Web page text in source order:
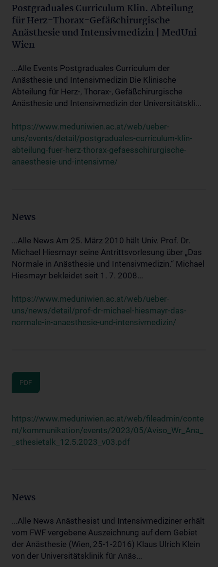
Postgraduales Curriculum Klin. Abteilung
für Herz-Thorax-Gefäßchirurgische
Anästhesie und Intensivmedizin | MedUni
Wien
...Alle Events Postgraduales Curriculum der
Anästhesie und Intensivmedizin Die Klinische
Abteilung für Herz-, Thorax-, Gefäßchirurgische
Anästhesie und Intensivmedizin der Universitätskli...
https://www.meduniwien.ac.at/web/ueber-
uns/events/detail/postgraduales-curriculum-klin-
abteilung-fuer-herz-thorax-gefaesschirurgische-
anaesthesie-und-intensivme/
News
...Alle News Am 25. März 2010 hält Univ. Prof. Dr.
Michael Hiesmayr seine Antrittsvorlesung über „Das
Normale in Anästhesie und Intensivmedizin.“ Michael
Hiesmayr bekleidet seit 1. 7. 2008...
https://www.meduniwien.ac.at/web/ueber-
uns/news/detail/prof-dr-michael-hiesmayr-das-
normale-in-anaesthesie-und-intensivmedizin/
PDF
https://www.meduniwien.ac.at/web/fileadmin/conte
nt/kommunikation/events/2023/05/Aviso_Wr_Ana_
_sthesietalk_12.5.2023_v03.pdf
News
...Alle News Anästhesist und Intensivmediziner erhält
vom FWF vergebene Auszeichnung auf dem Gebiet
der Anästhesie (Wien, 25-1-2016) Klaus Ulrich Klein
von der Universitätsklinik für Anäs...